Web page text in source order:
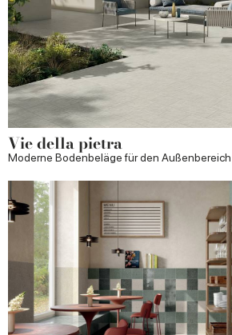
Vie della pietra
Moderne Bodenbeläge für den Außenbereich